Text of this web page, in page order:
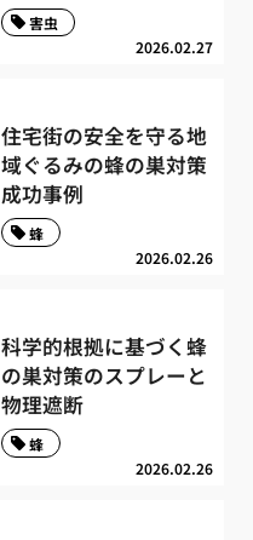
2026.02.27
害虫
住宅街の安全を守る地
域ぐるみの蜂の巣対策
成功事例
2026.02.26
蜂
科学的根拠に基づく蜂
の巣対策のスプレーと
物理遮断
2026.02.26
蜂